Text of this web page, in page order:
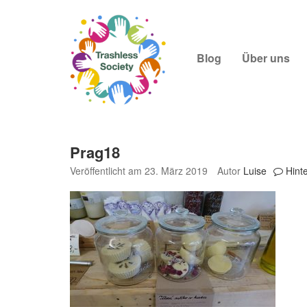
Blog Über uns
Prag18
Veröffentlicht am 23. März 2019 Autor Luise